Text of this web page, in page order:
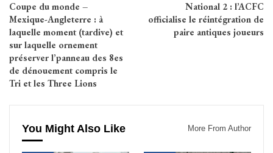
Coupe du monde –
Mexique-Angleterre : à
laquelle moment (tardive) et
sur laquelle ornement
préserver l’panneau des 8es
de dénouement compris le
Tri et les Three Lions
National 2 : l’ACFC
officialise le réintégration de
paire antiques joueurs
You Might Also Like More From Author